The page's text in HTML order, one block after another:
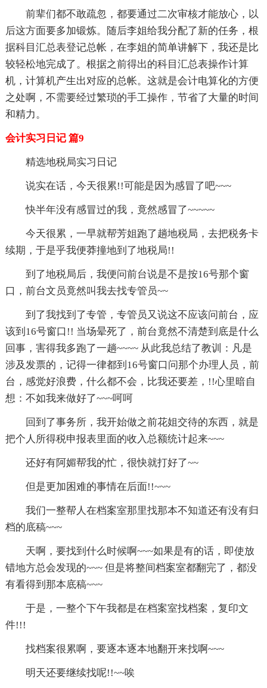
前辈们都不敢疏忽，都要通过二次审核才能放心，以
后这方面要多加锻炼。随后李姐给我分配了新的任务，根
据科目汇总表登记总帐，在李姐的简单讲解下，我还是比
较轻松地完成了。根据之前得出的科目汇总表操作计算
机，计算机产生出对应的总帐。这就是会计电算化的方便
之处啊，不需要经过繁琐的手工操作，节省了大量的时间
和精力。
会计实习日记 篇9
精选地税局实习日记
说实在话，今天很累!!可能是因为感冒了吧~~~
快半年没有感冒过的我，竟然感冒了~~~~~
今天很累，一早就帮芳姐跑了趟地税局，去把税务卡
续期，于是乎我便莽撞地到了地税局!!
到了地税局后，我便问前台说是不是按16号那个窗
口，前台文员竟然叫我去找专管员~~
到了我找到了专管，专管员又说这不应该问前台，应
该到16号窗口!! 当场晕死了，前台竟然不清楚到底是什么
回事，害得我多跑了一趟~~~~ 从此我总结了教训：凡是
涉及发票的，记得一律都到16号窗口问那个办理人员，前
台，感觉好浪费，什么都不会，比我还要差，!!心里暗自
想：不如我来做好了~~~呵呵
回到了事务所，我开始做之前花姐交待的东西，就是
把个人所得税申报表里面的收入总额统计起来~~~
还好有阿媚帮我的忙，很快就打好了~~
但是更加困难的事情在后面!!~~~
我们一整帮人在档案室那里找那本不知道还有没有归
档的底稿~~~
天啊，要找到什么时候啊~~~如果是有的话，即使放
错地方总会发现的~~~ 但是将整间档案室都翻完了，都没
有看得到那本底稿~~~
于是，一整个下午我都是在档案室找档案，复印文
件!!!
找档案很累啊，要逐本逐本地翻开来找啊~~~
明天还要继续找呢!!~~唉